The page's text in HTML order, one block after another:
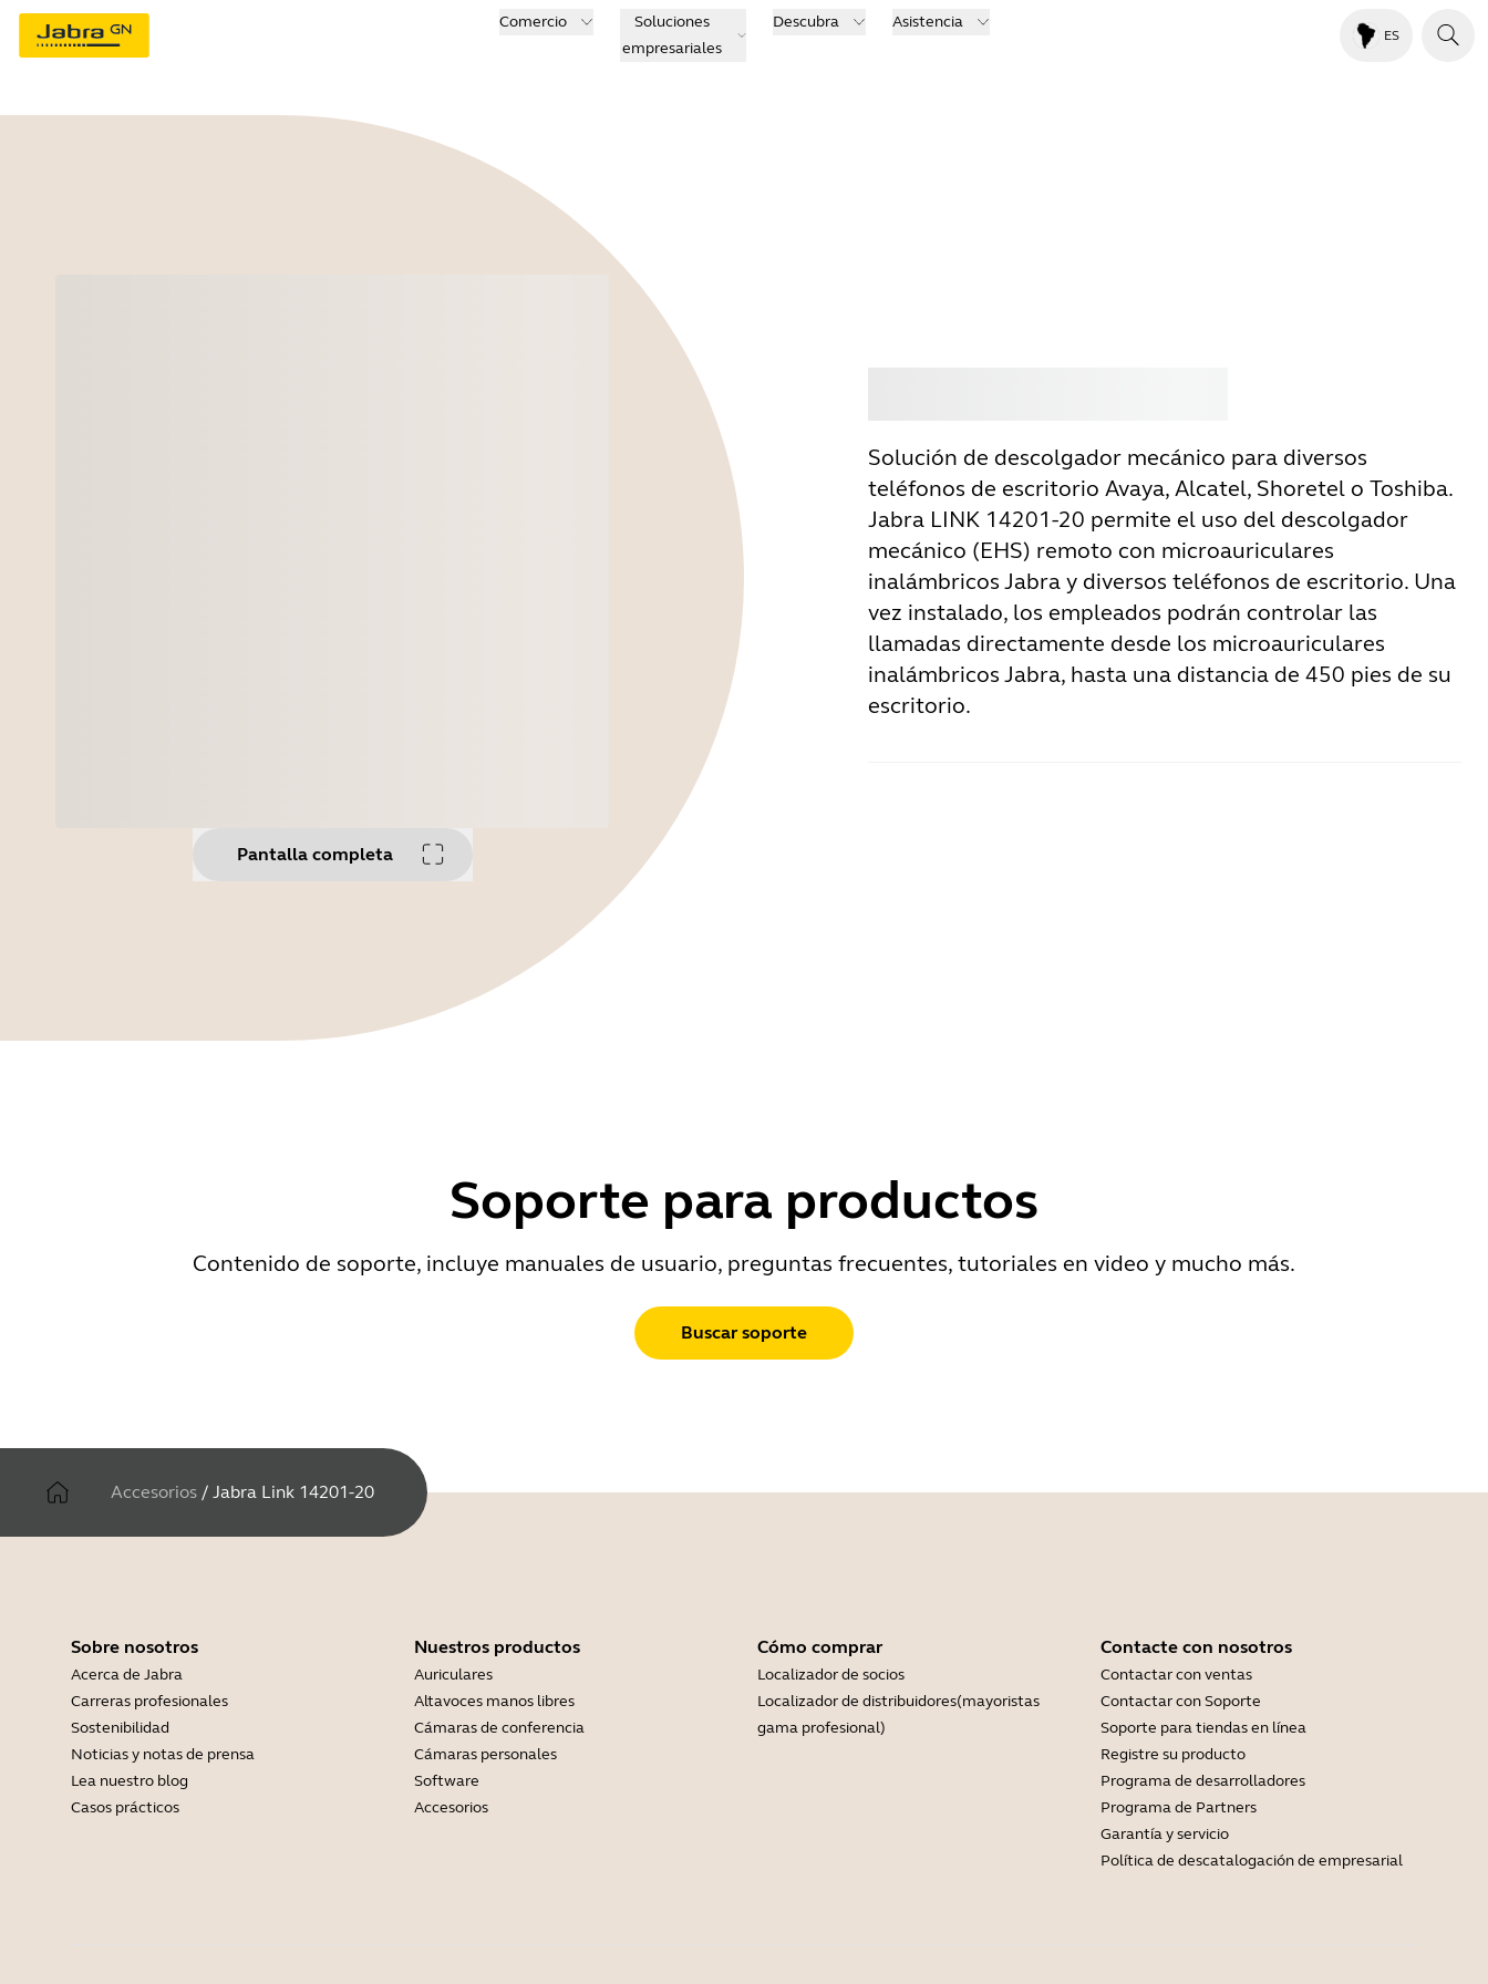
Comercio
Soluciones
empresariales
Descubra Asistencia
ES
Pantalla completa
Solución de descolgador mecánico para diversos
teléfonos de escritorio Avaya, Alcatel, Shoretel o Toshiba.
Jabra LINK 14201-20 permite el uso del descolgador
mecánico (EHS) remoto con microauriculares
inalámbricos Jabra y diversos teléfonos de escritorio. Una
vez instalado, los empleados podrán controlar las
llamadas directamente desde los microauriculares
inalámbricos Jabra, hasta una distancia de 450 pies de su
escritorio.
Soporte para productos
Contenido de soporte, incluye manuales de usuario, preguntas frecuentes, tutoriales en video y mucho más.
Buscar soporte
Accesorios / Jabra Link 14201-20
Sobre nosotros
Acerca de Jabra
Carreras profesionales
Sostenibilidad
Noticias y notas de prensa
Lea nuestro blog
Casos prácticos
Nuestros productos
Auriculares
Altavoces manos libres
Cámaras de conferencia
Cámaras personales
Software
Accesorios
Cómo comprar
Localizador de socios
Localizador de distribuidores(mayoristas
gama profesional)
Contacte con nosotros
Contactar con ventas
Contactar con Soporte
Soporte para tiendas en línea
Registre su producto
Programa de desarrolladores
Programa de Partners
Garantía y servicio
Política de descatalogación de empresarial